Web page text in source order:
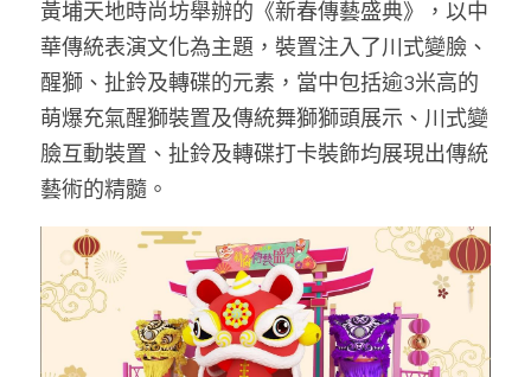
黃埔天地時尚坊舉辦的《新春傳藝盛典》，以中
華傳統表演文化為主題，裝置注入了川式變臉、
醒獅、扯鈴及轉碟的元素，當中包括逾3米高的
萌爆充氣醒獅裝置及傳統舞獅獅頭展示、川式變
臉互動裝置、扯鈴及轉碟打卡裝飾均展現出傳統
藝術的精髓。